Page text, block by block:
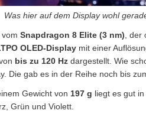
Was hier auf dem Display wohl
Snapdragon 8 Elite (3 nm) ,
OLED-Display mit einer
bis zu 120 Hz dargestellt. Wie
Die gab es in der Reihe noch bis
Gewicht von 197 g liegt es gut
Grün und Violett.